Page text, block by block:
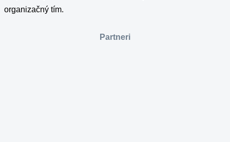
organizačný tím.
Partneri